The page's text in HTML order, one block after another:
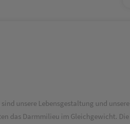
unsere Lebensgestaltung und
das Darmmilieu im Gleichgewicht.